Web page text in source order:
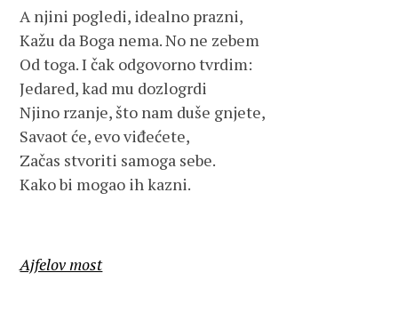
A njini pogledi, idealno prazni,
Kažu da Boga nema. No ne zebem
Od toga. I čak odgovorno tvrdim:
Jedared, kad mu dozlogrdi
Njino rzanje, što nam duše gnjete,
Savaot će, evo viđećete,
Začas stvoriti samoga sebe.
Kako bi mogao ih kazni.
Ajfelov most